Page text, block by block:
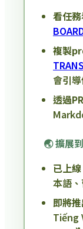
看任務
複製
會引
透過
🌏 擴展
已上線
本語、
即將推
Tiếng